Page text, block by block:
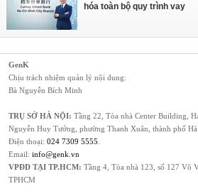
hóa toàn bộ quy trình vay
GenK
Chịu trách nhiệm quản lý nội dung:
Bà Nguyễn Bích Minh
TRỤ SỞ HÀ NỘI: Tầng 22, Tòa nhà Center Building,
Nguyễn Huy Tưởng, phường Thanh Xuân, thành phố
Điện thoại: 024 7309 5555
Email: info@genk.vn
VPĐD TẠI TP.HCM: Tầng 4, Tòa nhà 123, số 127 Võ
TPHCM